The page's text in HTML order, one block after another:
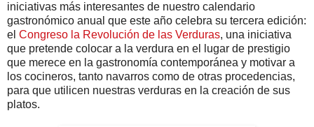
iniciativas más interesantes de nuestro calendario
gastronómico anual que este año celebra su tercera edición:
el Congreso la Revolución de las Verduras, una iniciativa
que pretende colocar a la verdura en el lugar de prestigio
que merece en la gastronomía contemporánea y motivar a
los cocineros, tanto navarros como de otras procedencias,
para que utilicen nuestras verduras en la creación de sus
platos.